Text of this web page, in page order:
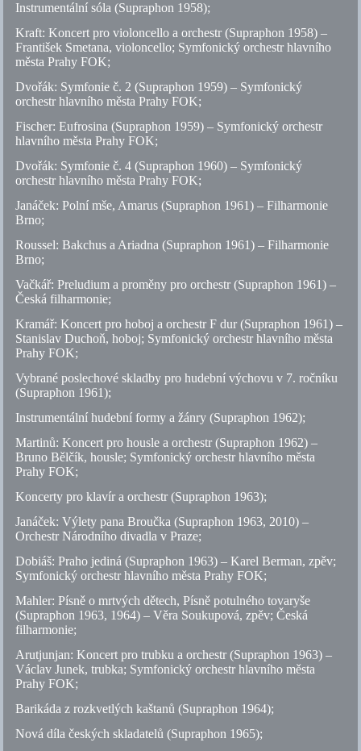
Instrumentální sóla (Supraphon 1958);
Kraft: Koncert pro violoncello a orchestr (Supraphon 1958) –
František Smetana, violoncello; Symfonický orchestr hlavního
města Prahy FOK;
Dvořák: Symfonieč. 2 (Supraphon 1959) – Symfonický
orchestr hlavního města Prahy FOK;
Fischer: Eufrosina (Supraphon 1959) – Symfonický orchestr
hlavního města Prahy FOK;
Dvořák: Symfonieč. 4 (Supraphon 1960) – Symfonický
orchestr hlavního města Prahy FOK;
Janáček: Polní mše, Amarus (Supraphon 1961) – Filharmonie
Brno;
Roussel: Bakchus a Ariadna (Supraphon 1961) – Filharmonie
Brno;
Vačkář: Preludium a proměny pro orchestr (Supraphon 1961) –
Česká filharmonie;
Kramář: Koncert pro hoboj a orchestr F dur (Supraphon 1961) –
Stanislav Duchoň, hoboj; Symfonický orchestr hlavního města
Prahy FOK;
Vybrané poslechové skladby pro hudební výchovu v 7. ročníku
(Supraphon 1961);
Instrumentální hudební formy a žánry (Supraphon 1962);
Martinů: Koncert pro housle a orchestr (Supraphon 1962) –
Bruno Bělčík, housle; Symfonický orchestr hlavního města
Prahy FOK;
Koncerty pro klavír a orchestr (Supraphon 1963);
Janáček: Výlety pana Broučka (Supraphon 1963, 2010) –
Orchestr Národního divadla v Praze;
Dobiáš: Praho jediná (Supraphon 1963) – Karel Berman, zpěv;
Symfonický orchestr hlavního města Prahy FOK;
Mahler: Písně o mrtvých dětech, Písně potulného tovaryše
(Supraphon 1963, 1964) – Věra Soukupová, zpěv; Česká
filharmonie;
Arutjunjan: Koncert pro trubku a orchestr (Supraphon 1963) –
Václav Junek, trubka; Symfonický orchestr hlavního města
Prahy FOK;
Barikáda z rozkvetlých kaštanů (Supraphon 1964);
Nová díla českých skladatelů (Supraphon 1965);